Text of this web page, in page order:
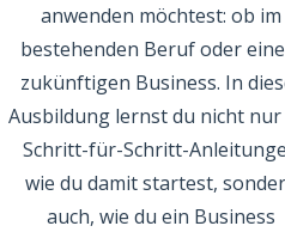
anwenden möchtest: ob im
bestehenden Beruf oder
zukünftigen Business. In
Ausbildung lernst du nicht
Schritt-für-Schritt-
wie du damit startest,
auch, wie du ein Business